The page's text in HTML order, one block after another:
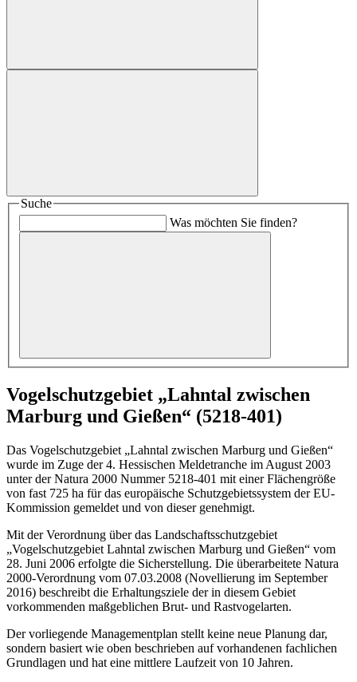
Suche
Was möchten Sie finden?
Vogelschutzgebiet „Lahntal zwischen
Marburg und Gießen“ (5218-401)
Das Vogelschutzgebiet „Lahntal zwischen Marburg und Gießen“
wurde im Zuge der 4. Hessischen Meldetranche im August 2003
unter der Natura 2000 Nummer 5218-401 mit einer Flächengröße
von fast 725 ha für das europäische Schutzgebietssystem der EU-
Kommission gemeldet und von dieser genehmigt.
Mit der Verordnung über das Landschaftsschutzgebiet
„Vogelschutzgebiet Lahntal zwischen Marburg und Gießen“ vom
28. Juni 2006 erfolgte die Sicherstellung. Die überarbeitete Natura
2000-Verordnung vom 07.03.2008 (Novellierung im September
2016) beschreibt die Erhaltungsziele der in diesem Gebiet
vorkommenden maßgeblichen Brut- und Rastvogelarten.
Der vorliegende Managementplan stellt keine neue Planung dar,
sondern basiert wie oben beschrieben auf vorhandenen fachlichen
Grundlagen und hat eine mittlere Laufzeit von 10 Jahren.